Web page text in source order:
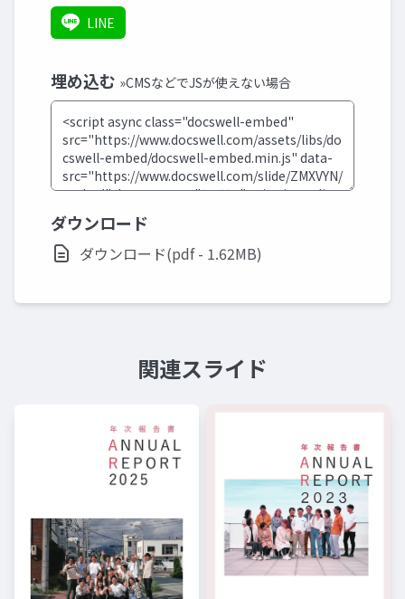
LINE
埋め込む »CMSなどでJSが使えない場合
ダウンロード
ダウンロード(pdf - 1.62MB)
関連スライド